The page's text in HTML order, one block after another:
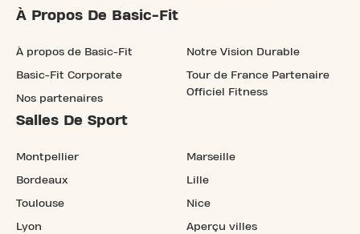
À Propos De Basic-Fit
À propos de Basic-Fit
Basic-Fit Corporate
Nos partenaires
Notre Vision Durable
Tour de France Partenaire
Officiel Fitness
Salles De Sport
Montpellier
Bordeaux
Toulouse
Lyon
Marseille
Lille
Nice
Aperçu villes